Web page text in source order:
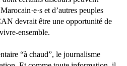
et d’autres peuples
devrait être une opportunité de
ensemble.
“à chaud”, le journalisme